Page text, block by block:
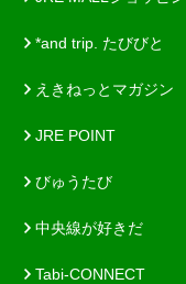
*and trip. たびびと
えきねっとマガジン
JRE POINT
びゅうたび
中央線が好きだ
Tabi-CONNECT